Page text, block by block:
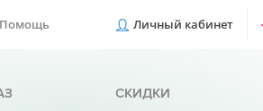
Помощь Личный кабинет
СКИДКИ